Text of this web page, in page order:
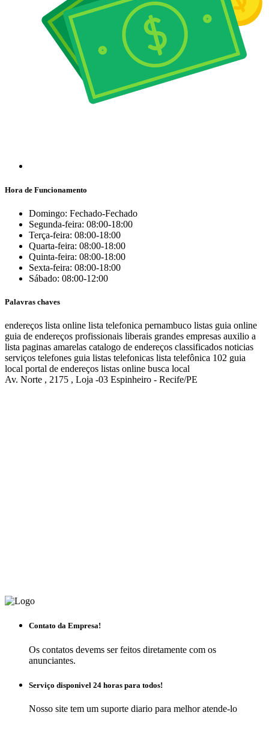
Hora de Funcionamento
Domingo: Fechado-Fechado
Segunda-feira: 08:00-18:00
Terça-feira: 08:00-18:00
Quarta-feira: 08:00-18:00
Quinta-feira: 08:00-18:00
Sexta-feira: 08:00-18:00
Sábado: 08:00-12:00
Palavras chaves
endereços lista online lista telefonica pernambuco listas guia online
guia de endereços profissionais liberais grandes empresas auxilio a
lista paginas amarelas catalogo de endereços classificados noticias
serviços telefones guia listas telefonicas lista telefônica 102 guia
local portal de endereços listas online busca local
Av. Norte , 2175 , Loja -03 Espinheiro - Recife/PE
Contato da Empresa!
Os contatos devems ser feitos diretamente com os
anunciantes.
Serviço disponivel 24 horas para todos!
Nosso site tem um suporte diario para melhor atende-lo